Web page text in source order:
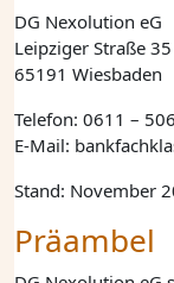
DG Nexolution eG
Leipziger Straße 35
65191 Wiesbaden
Telefon: 0611 –
E-Mail:
Stand: November
Präambel